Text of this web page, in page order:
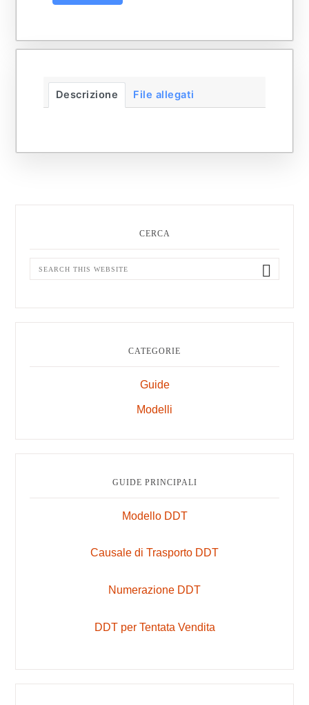
Descrizione File allegati
CERCA
Search
website
CATEGORIE
Guide
Modelli
GUIDE PRINCIPALI
Modello DDT
Causale di Trasporto DDT
Numerazione DDT
DDT per Tentata Vendita